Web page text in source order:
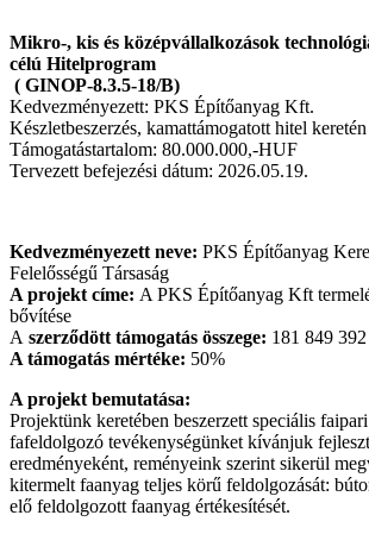
Mikro-, kis és középvállalkozások
célú Hitelprogram
( GINOP-8.3.5-18/B)
Kedvezményezett: PKS Építőanyag Kft.
Készletbeszerzés, kamattámogatott hitel
Támogatástartalom: 80.000.000,-HUF
Tervezett befejezési dátum: 2026.05.19.
Kedvezményezett neve: PKS Építőanyag
Felelősségű Társaság
A projekt címe: A PKS Építőanyag Kft
bővítése
A szerződött támogatás összege: 181 849
A támogatás mértéke: 50%
A projekt bemutatása:
Projektünk keretében beszerzett speciális
fafeldolgozó tevékenységünket kívánjuk
eredményeként, reményeink szerint sikerül
kitermelt faanyag teljes körű feldolgozását:
elő feldolgozott faanyag értékesítését.